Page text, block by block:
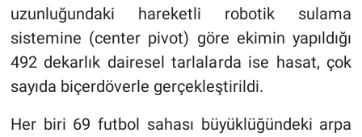
uzunluğundaki hareketli robotik sulama
sistemine (center pivot) göre ekimin yapıldığı
492 dekarlık dairesel tarlalarda ise hasat, çok
sayıda biçerdöverle gerçekleştirildi.
Her biri 69 futbol sahası büyüklüğündeki arpa